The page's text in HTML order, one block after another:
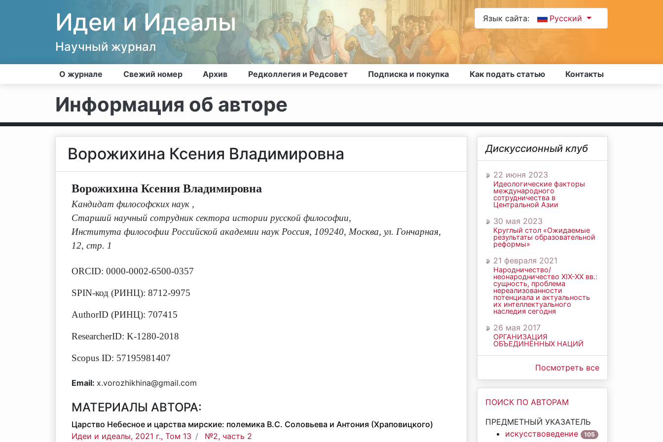
Идеи и Идеалы
Научный журнал
Язык сайта: Русский
О журнале Свежий номер Архив Редколлегия и Редсовет Подписка и покупка Как подать статью Контакты
Информация об авторе
Ворожихина Ксения Владимировна
Ворожихина Ксения Владимировна
Кандидат философских наук ,
Старший научный сотрудник сектора истории русской философии,
Института философии Российской академии наук Россия, 109240, Москва, ул. Гончарная,
12, стр. 1
ORCID: 0000-0002-6500-0357
SPIN-код (РИНЦ): 8712-9975
AuthorID (РИНЦ): 707415
ResearcherID: K-1280-2018
Scopus ID: 57195981407
Email: x.vorozhikhina@gmail.com
МАТЕРИАЛЫ АВТОРА:
Царство Небесное и царства мирские: полемика В.С. Соловьева и Антония (Храповицкого)
Идеи и идеалы, 2021 г., Том 13
№2, часть 2
Дискуссионный клуб
22 июня 2023
Идеологические факторы
международного
сотрудничества в
Центральной Азии
30 мая 2023
Круглый стол «Ожидаемые
результаты образовательной
реформы»
21 февраля 2021
Народничество/
неонародничество ХIХ-ХХ вв.:
сущность, проблема
нереализованности
потенциала и актуальность
их интеллектуального
наследия сегодня
26 мая 2017
ОРГАНИЗАЦИЯ
ОБЪЕДИНЁННЫХ НАЦИЙ
Посмотреть все
ПОИСК ПО АВТОРАМ
ПРЕДМЕТНЫЙ УКАЗАТЕЛЬ
искусствоведение
105